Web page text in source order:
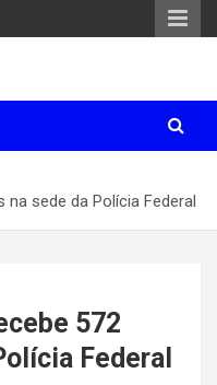
na sede da Polícia Federal
572
Federal